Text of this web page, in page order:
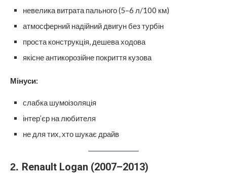
невелика витрата пального (5–6 л/100 км)
атмосферний надійний двигун без турбін
проста конструкція, дешева ходова
якісне антикорозійне покриття кузова
Мінуси:
слабка шумоізоляція
інтер’єр на любителя
не для тих, хто шукає драйв
2. Renault Logan (2007–2013)